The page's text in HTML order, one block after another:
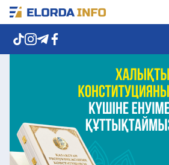
Елорда жаңалықтары
Көзқарас
Саясат
Видео
Әлеумет
Экономика